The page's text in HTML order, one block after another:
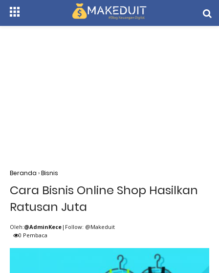
Beranda ›Bisnis
Cara Bisnis Online Shop Hasilkan
Ratusan Juta
Oleh:@AdminKece |Follow: @Makeduit
0 Pembaca